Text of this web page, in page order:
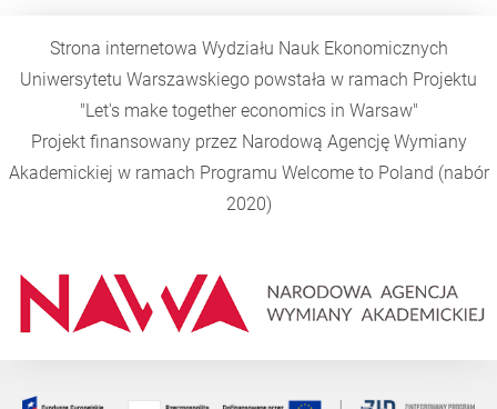
Strona internetowa Wydziału Nauk Ekonomicznych
Uniwersytetu Warszawskiego powstała w ramach Projektu
"Let's make together economics in Warsaw"
Projekt finansowany przez Narodową Agencję Wymiany
Akademickiej w ramach Programu Welcome to Poland (nabór
2020)